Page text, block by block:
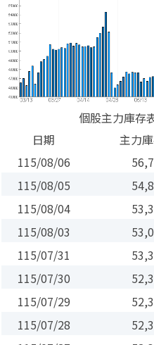
個股主力庫存
日期
主力
115/08/06
115/08/05
115/08/04
115/08/03
115/07/31
115/07/30
115/07/29
115/07/28